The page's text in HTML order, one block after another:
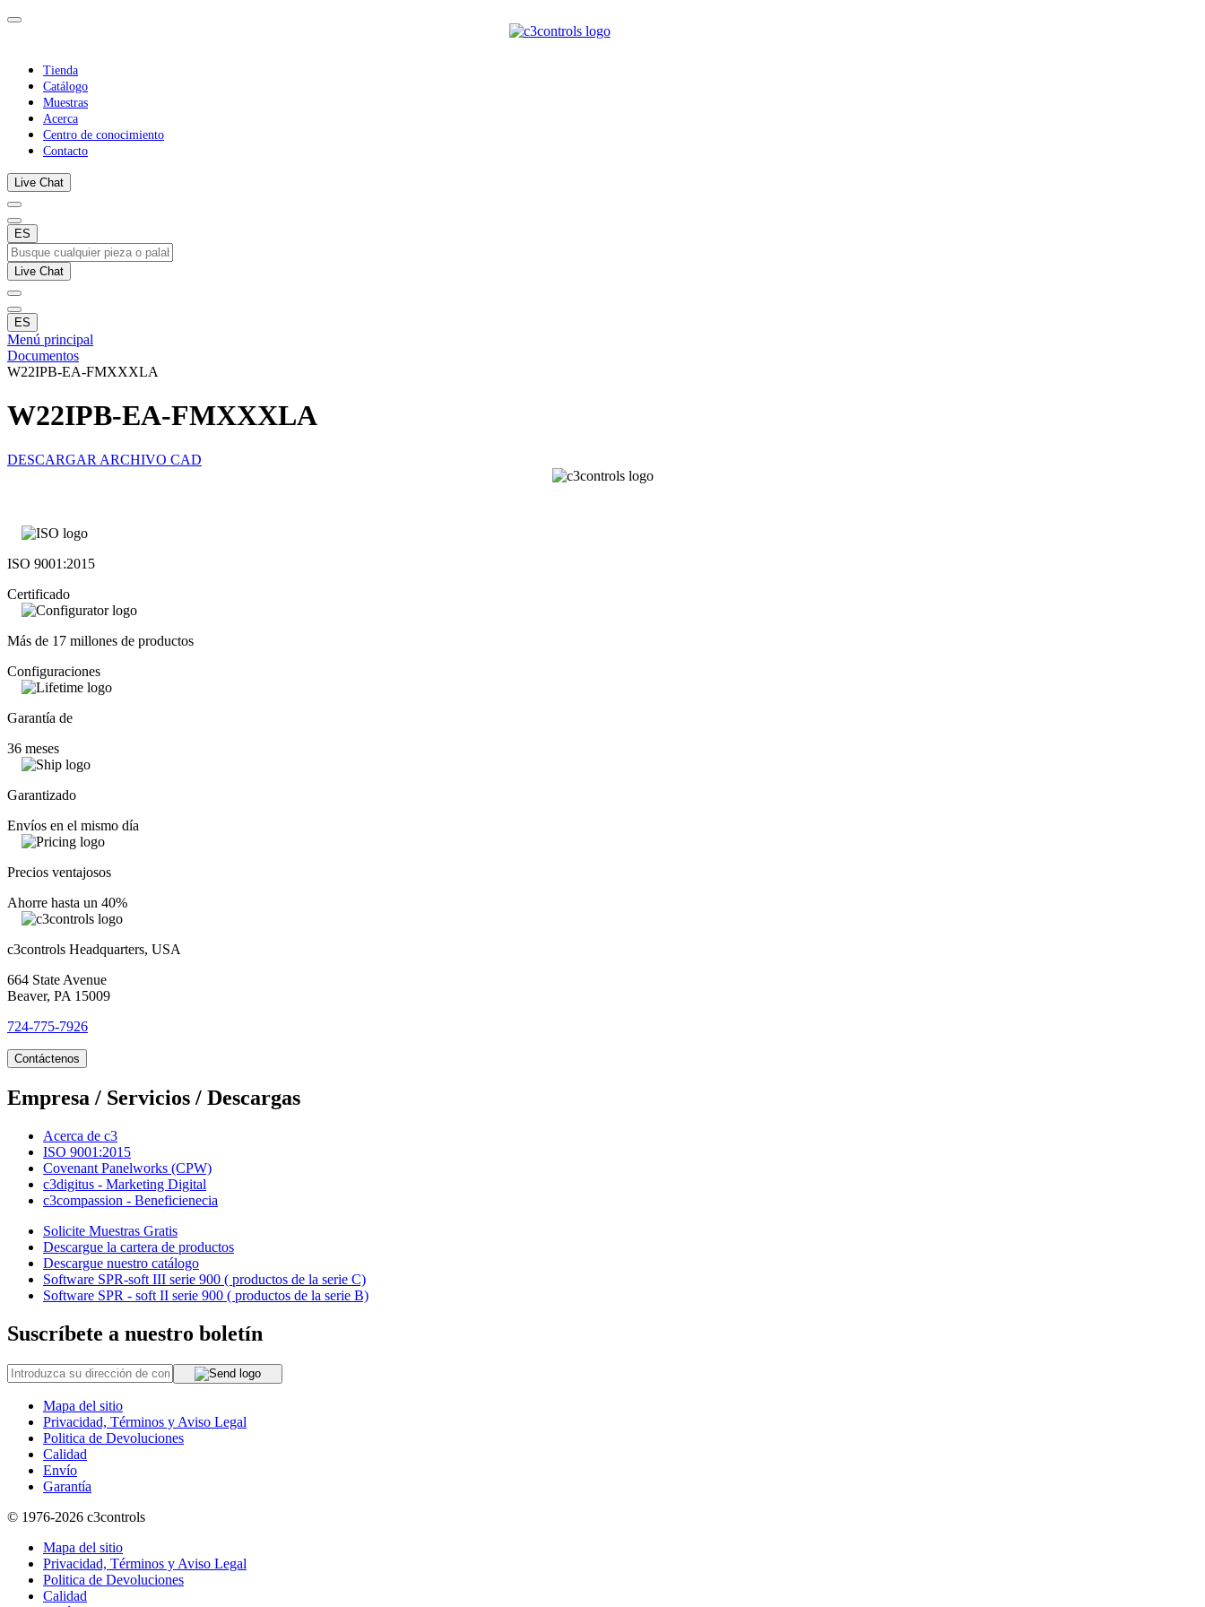
Tienda
Catálogo
Muestras
Acerca
Centro de conocimiento
Contacto
Live Chat
ES
Live Chat
ES
Menú principal
Documentos
W22IPB-EA-FMXXXLA
W22IPB-EA-FMXXXLA
DESCARGAR ARCHIVO CAD
ISO 9001:2015
Certificado
Más de 17 millones de productos
Configuraciones
Garantía de
36 meses
Garantizado
Envíos en el mismo día
Precios ventajosos
Ahorre hasta un 40%
c3controls Headquarters, USA
664 State Avenue
Beaver, PA 15009
724-775-7926
Contáctenos
Empresa / Servicios / Descargas
Acerca de c3
ISO 9001:2015
Covenant Panelworks (CPW)
c3digitus - Marketing Digital
c3compassion - Beneficienecia
Solicite Muestras Gratis
Descargue la cartera de productos
Descargue nuestro catálogo
Software SPR-soft III serie 900 ( productos de la serie C)
Software SPR - soft II serie 900 ( productos de la serie B)
Suscríbete a nuestro boletín
Mapa del sitio
Privacidad, Términos y Aviso Legal
Politica de Devoluciones
Calidad
Envío
Garantía
© 1976-2026 c3controls
Mapa del sitio
Privacidad, Términos y Aviso Legal
Politica de Devoluciones
Calidad